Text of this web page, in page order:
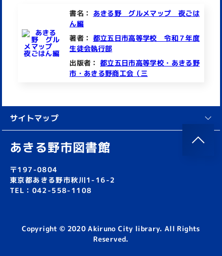
書名： あきる野 グルメマップ 夜ごは
ん編
著者： 都立五日市高等学校 令和７年度
生徒会執行部
出版者：都立五日市高等学校・あきる野
市・あきる野商工会（三
サイトマップ
あきる野市図書館
〒197-0804
東京都あきる野市秋川1-16-2
TEL：042-558-1108
Copyright © 2020 Akiruno City library. All Rights
Reserved.